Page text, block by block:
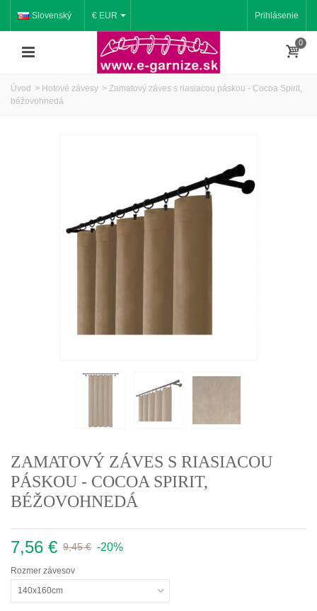
Slovenský Prihlásenie
€ EUR
0
Úvod > Hotové závesy > Zamatový záves s riasiacou páskou - Cocoa Spirit,
béžovohnedá
ZAMATOVÝ ZÁVES S RIASIACOU
PÁSKOU - COCOA SPIRIT,
BÉŽOVOHNEDÁ
7,56 € 9,45 € -20%
Rozmer závesov
140x160cm